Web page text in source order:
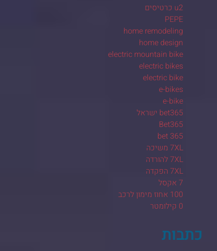
u2 כרטיסים
PEPE
home remodeling
home design
electric mountain bike
electric bikes
electric bike
e-bikes
e-bike
bet365 ישראל
Bet365
bet 365
7XL משיכה
7XL להורדה
7XL הפקדה
7 אקסל
100 אחוז מימון לרכב
0 קילומטר
כתבות